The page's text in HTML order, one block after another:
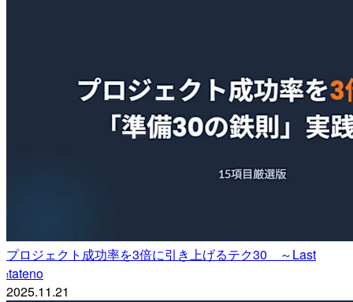
プロジェクト成功率を3倍に引き上げるテク30 ～Last
ttateno
2025.11.21